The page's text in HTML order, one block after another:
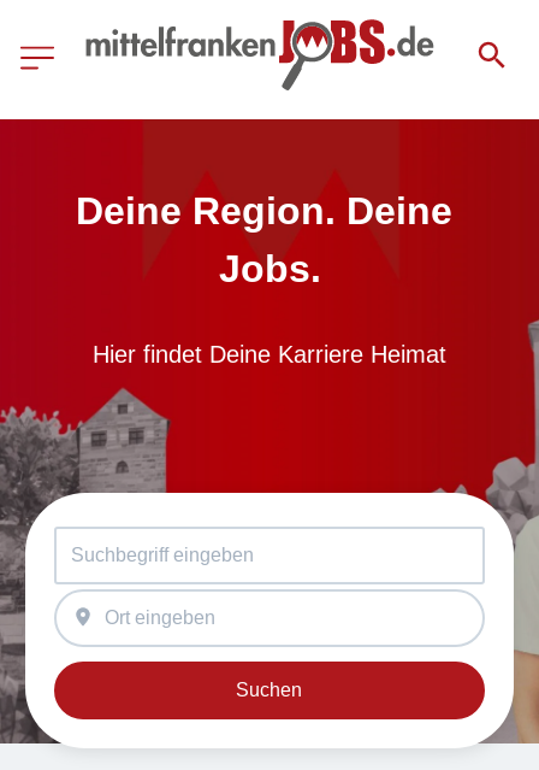
Deine Region. Deine
Jobs.
Hier findet Deine Karriere Heimat
Suchen